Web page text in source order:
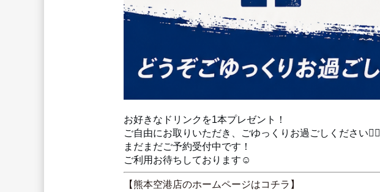
お好きなドリンクを1本プレゼント！
ご自由にお取りいただき、ごゆっくりお過ごしください💁‍♀️
まだまだご予約受付中です！
ご利用お待ちしております☺️
【熊本空港店のホームページはコチラ】